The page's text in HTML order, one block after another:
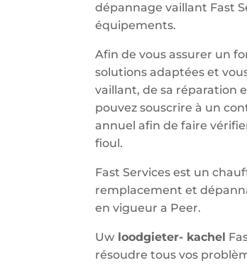
dépannage vaillant Fast
équipements.
Afin de vous assurer un
solutions adaptées et
vaillant, de sa réparation
pouvez souscrire à un
annuel afin de faire
fioul.
Fast Services est un
remplacement et
en vigueur a Peer.
Uw loodgieter- kachel
résoudre tous vos